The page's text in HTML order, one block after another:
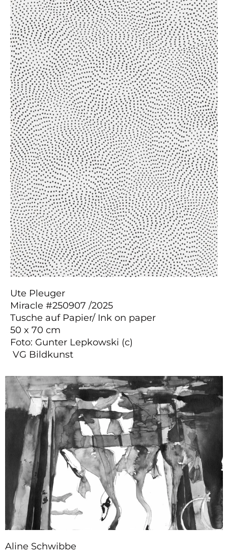
Ute Pleuger
Miracle #250907 /2025
Tusche auf Papier/ Ink on paper
50 x 70 cm
Foto: Gunter Lepkowski (c)
VG Bildkunst
Aline Schwibbe